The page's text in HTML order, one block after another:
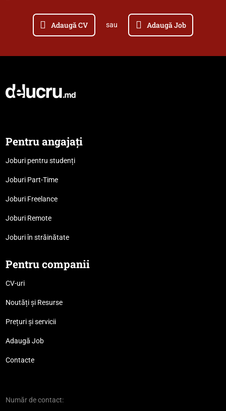
Adaugă CV sau Adaugă Job
Pentru angajați
Joburi pentru studenți
Joburi Part-Time
Joburi Freelance
Joburi Remote
Joburi în străinătate
Pentru companii
CV-uri
Noutăți și Resurse
Prețuri și servicii
Adaugă Job
Contacte
Număr de contact: